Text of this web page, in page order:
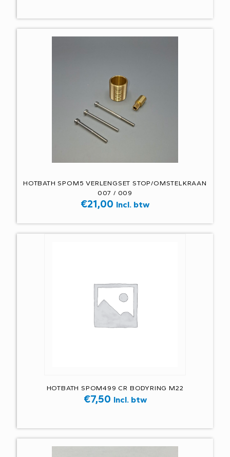
HOTBATH SPOM5 VERLENGSET STOP/OMSTELKRAAN
007 / 009
€21,00 Incl. btw
HOTBATH SPOM499 CR BODYRING M22
€7,50 Incl. btw